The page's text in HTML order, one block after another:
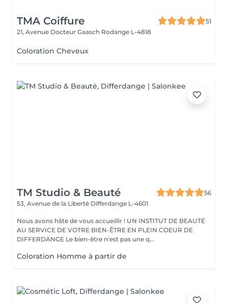
TMA Coiffure
51
21, Avenue Docteur Gaasch Rodange L-4818
Coloration Cheveux
TM Studio & Beauté
56
53, Avenue de la Liberté Differdange L-4601
Nous avons hâte de vous accueillir ! UN INSTITUT DE BEAUTÉ
AU SERVICE DE VOTRE BIEN-ÊTRE EN PLEIN COEUR DE
DIFFERDANGE Le bien-être n'est pas une q...
Coloration Homme à partir de